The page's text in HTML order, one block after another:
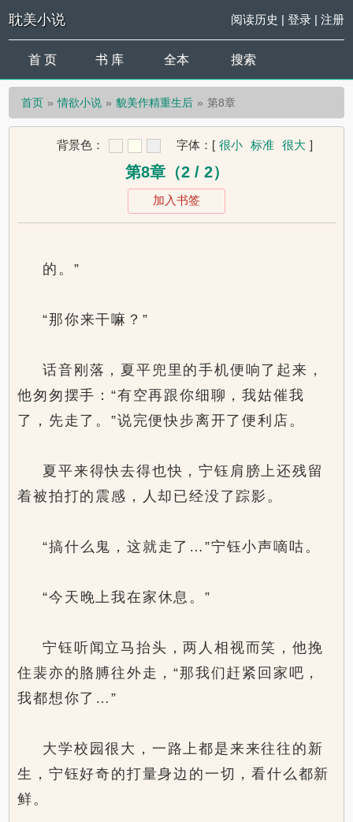
耽美小说 阅读历史 | 登录| 注册
首 页 书 库 全本 搜索
首页 情欲小说 貌美作精重生后 第8章
背景色： 字体： [ 很小 标准 很大 ]
第8章（2 / 2）
加入书签
的。”
“那你来干嘛？”
话音刚落，夏平兜里的手机便响了起来，
他匆匆摆手：“有空再跟你细聊，我姑催我
了，先走了。”说完便快步离开了便利店。
夏平来得快去得也快，宁钰肩膀上还残留
着被拍打的震感，人却已经没了踪影。
“搞什么鬼，这就走了…”宁钰小声嘀咕。
“今天晚上我在家休息。”
宁钰听闻立马抬头，两人相视而笑，他挽
住裴亦的胳膊往外走，“那我们赶紧回家吧，
我都想你了…”
大学校园很大，一路上都是来来往往的新
生，宁钰好奇的打量身边的一切，看什么都新
鲜。